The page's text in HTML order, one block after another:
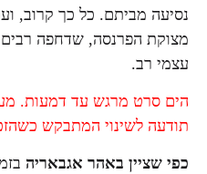
נסיעה מביתם. כל כך קרוב,
מצוקת הפרנסה, שדחפה רבים
עצמי רב.
הים סרט מרגש עד דמעות.
תודעה לשינוי המתבקש
כפי שציין באהר אגבאריה